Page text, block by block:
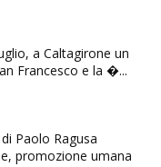
a Caltagirone un
Francesco e la �...
Paolo Ragusa
promozione umana